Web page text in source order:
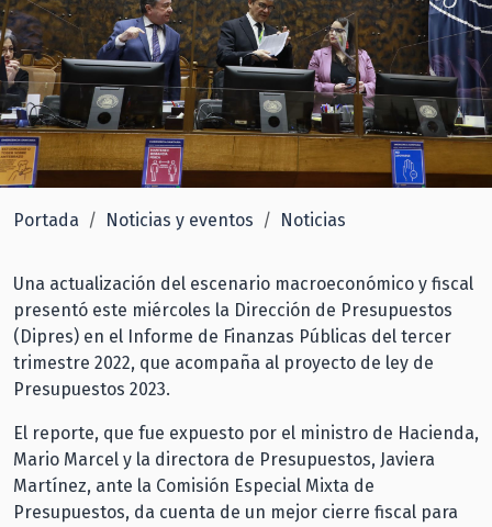
Portada Noticias y eventos Noticias
Una actualización del escenario macroeconómico y fiscal
presentó este miércoles la Dirección de Presupuestos
(Dipres) en el Informe de Finanzas Públicas del tercer
trimestre 2022, que acompaña al proyecto de ley de
Presupuestos 2023.
El reporte, que fue expuesto por el ministro de Hacienda,
Mario Marcel y la directora de Presupuestos, Javiera
Martínez, ante la Comisión Especial Mixta de
Presupuestos, da cuenta de un mejor cierre fiscal para